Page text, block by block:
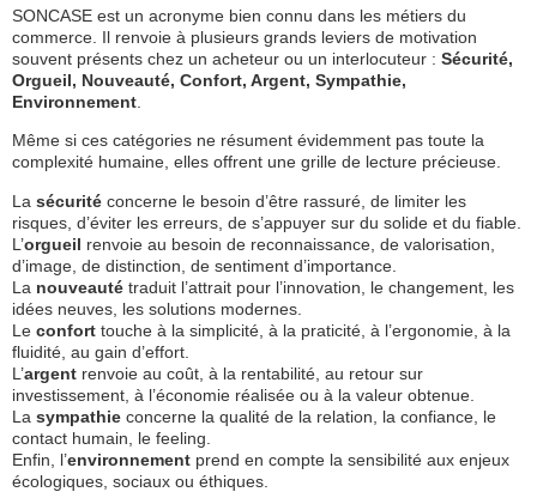
SONCASE est un acronyme bien connu dans les métiers du
commerce. Il renvoie à plusieurs grands leviers de motivation
souvent présents chez un acheteur ou un interlocuteur : Sécurité,
Orgueil, Nouveauté, Confort, Argent, Sympathie,
Environnement
Même si ces catégories ne résument évidemment pas toute la
complexité humaine, elles offrent une grille de lecture précieuse.
La sécurité concerne le besoin d’être rassuré, de limiter les
risques, d’éviter les erreurs, de s’appuyer sur du solide et du fiable.
L’orgueil renvoie au besoin de reconnaissance, de valorisation,
d’image, de distinction, de sentiment d’importance.
La nouveauté traduit l’attrait pour l’innovation, le changement, les
idées neuves, les solutions modernes.
Le confort touche à la simplicité, à la praticité, à l’ergonomie, à la
fluidité, au gain d’effort.
L’argent renvoie au coût, à la rentabilité, au retour sur
investissement, à l’économie réalisée ou à la valeur obtenue.
La sympathie concerne la qualité de la relation, la confiance, le
contact humain, le feeling.
Enfin, l’environnement prend en compte la sensibilité aux enjeux
écologiques, sociaux ou éthiques.